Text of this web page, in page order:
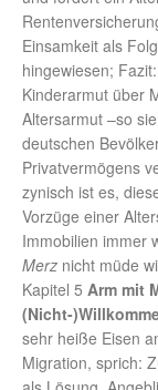
Einsamkeit als
hingewiesen;
Kinderarmut über
Altersarmut –so
deutschen
Privatvermögens
zynisch ist es,
Vorzüge einer
Immobilien immer
Merz nicht müde
Kapitel 5 Arm mit
(Nicht-
sehr heiße Eisen
Migration, sprich: